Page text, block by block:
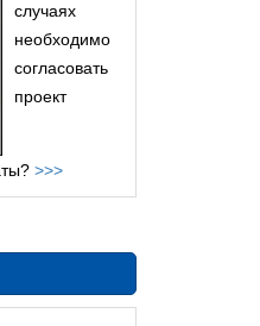
случаях
необходимо
согласовать
проект
>>>